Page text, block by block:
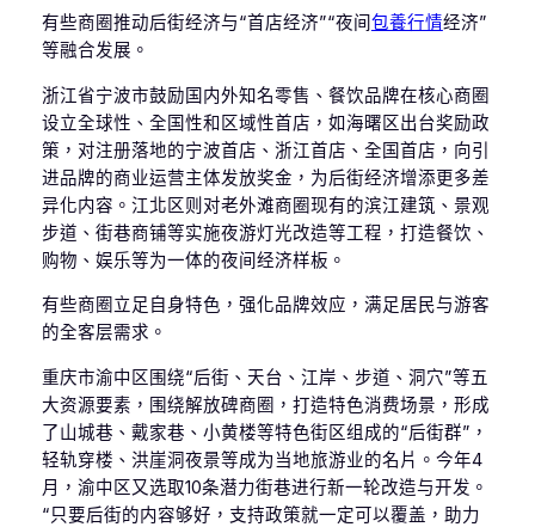
有些商圈推动后街经济与“首店经济”“夜间包養行情经济”
等融合发展。
浙江省宁波市鼓励国内外知名零售、餐饮品牌在核心商圈
设立全球性、全国性和区域性首店，如海曙区出台奖励政
策，对注册落地的宁波首店、浙江首店、全国首店，向引
进品牌的商业运营主体发放奖金，为后街经济增添更多差
异化内容。江北区则对老外滩商圈现有的滨江建筑、景观
步道、街巷商铺等实施夜游灯光改造等工程，打造餐饮、
购物、娱乐等为一体的夜间经济样板。
有些商圈立足自身特色，强化品牌效应，满足居民与游客
的全客层需求。
重庆市渝中区围绕“后街、天台、江岸、步道、洞穴”等五
大资源要素，围绕解放碑商圈，打造特色消费场景，形成
了山城巷、戴家巷、小黄楼等特色街区组成的“后街群”，
轻轨穿楼、洪崖洞夜景等成为当地旅游业的名片。今年4
月，渝中区又选取10条潜力街巷进行新一轮改造与开发。
“只要后街的内容够好，支持政策就一定可以覆盖，助力